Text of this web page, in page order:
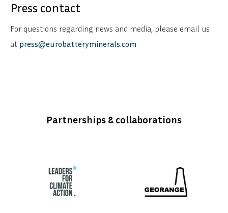
Press contact
For questions regarding news and media, please email us
at press@eurobatteryminerals.com
Partnerships & collaborations